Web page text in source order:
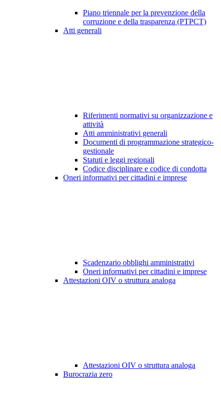
Piano triennale per la prevenzione della
corruzione e della trasparenza (PTPCT)
Atti generali
Riferimenti normativi su organizzazione e
attività
Atti amministrativi generali
Documenti di programmazione strategico-
gestionale
Statuti e leggi regionali
Codice disciplinare e codice di condotta
Oneri informativi per cittadini e imprese
Scadenzario obblighi amministrativi
Oneri informativi per cittadini e imprese
Attestazioni OIV o struttura analoga
Attestazioni OIV o struttura analoga
Burocrazia zero